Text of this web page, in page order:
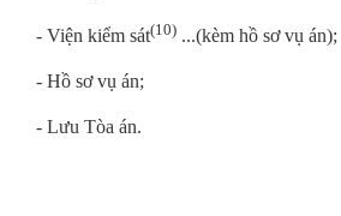
- Viện kiểm sát(10) ...(kèm hồ sơ vụ án);
- Hồ sơ vụ án;
- Lưu Tòa án.